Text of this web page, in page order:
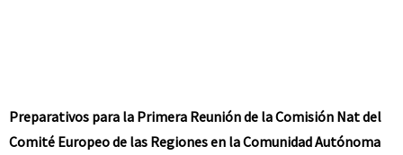
Preparativos para la Primera Reunión de la Comisión Nat del
Comité Europeo de las Regiones en la Comunidad Autónoma